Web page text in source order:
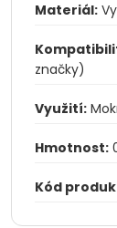
Materiál:
značky)
Využití:
Hmotnost:
Kód